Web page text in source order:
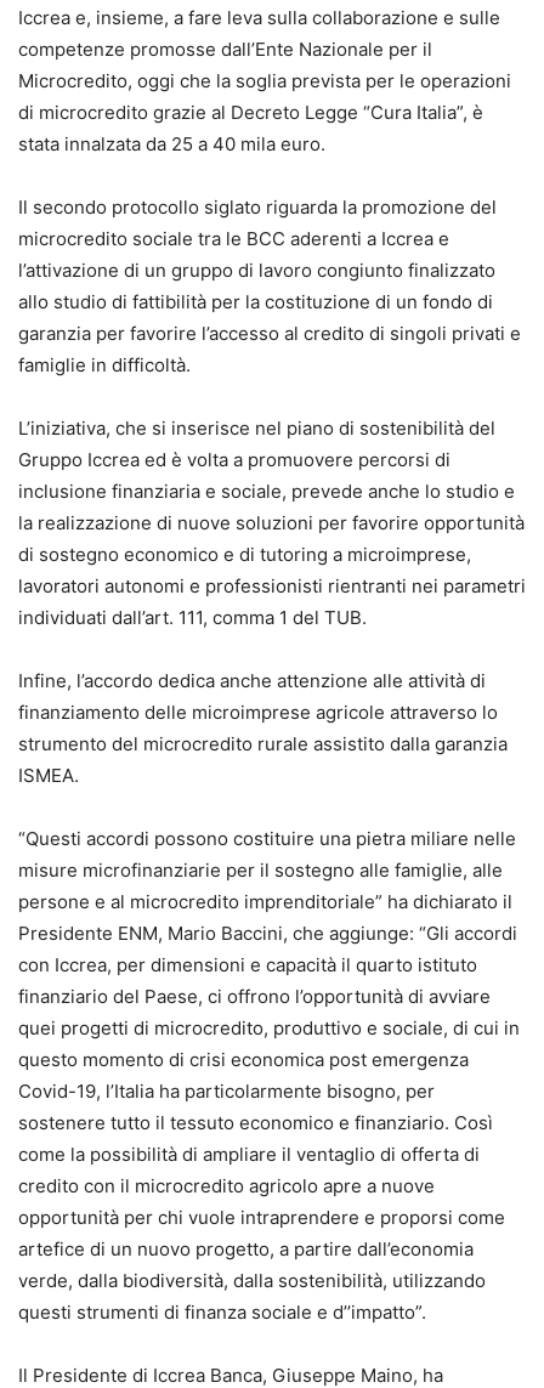
Iccrea e, insieme, a fare leva sulla collaborazione e sulle
competenze promosse dall’Ente Nazionale per il
Microcredito, oggi che la soglia prevista per le operazioni
di microcredito grazie al Decreto Legge “Cura Italia”, è
stata innalzata da 25 a 40 mila euro.
Il secondo protocollo siglato riguarda la promozione del
microcredito sociale tra le BCC aderenti a Iccrea e
l’attivazione di un gruppo di lavoro congiunto finalizzato
allo studio di fattibilità per la costituzione di un fondo di
garanzia per favorire l’accesso al credito di singoli privati e
famiglie in difficoltà.
L’iniziativa, che si inserisce nel piano di sostenibilità del
Gruppo Iccrea ed è volta a promuovere percorsi di
inclusione finanziaria e sociale, prevede anche lo studio e
la realizzazione di nuove soluzioni per favorire opportunità
di sostegno economico e di tutoring a microimprese,
lavoratori autonomi e professionisti rientranti nei parametri
individuati dall’art. 111, comma 1 del TUB.
Infine, l’accordo dedica anche attenzione alle attività di
finanziamento delle microimprese agricole attraverso lo
strumento del microcredito rurale assistito dalla garanzia
ISMEA.
“Questi accordi possono costituire una pietra miliare nelle
misure microfinanziarie per il sostegno alle famiglie, alle
persone e al microcredito imprenditoriale” ha dichiarato il
Presidente ENM, Mario Baccini, che aggiunge: “Gli accordi
con Iccrea, per dimensioni e capacità il quarto istituto
finanziario del Paese, ci offrono l’opportunità di avviare
quei progetti di microcredito, produttivo e sociale, di cui in
questo momento di crisi economica post emergenza
Covid-19, l’Italia ha particolarmente bisogno, per
sostenere tutto il tessuto economico e finanziario. Così
come la possibilità di ampliare il ventaglio di offerta di
credito con il microcredito agricolo apre a nuove
opportunità per chi vuole intraprendere e proporsi come
artefice di un nuovo progetto, a partire dall’economia
verde, dalla biodiversità, dalla sostenibilità, utilizzando
questi strumenti di finanza sociale e d’’impatto”.
Il Presidente di Iccrea Banca, Giuseppe Maino, ha